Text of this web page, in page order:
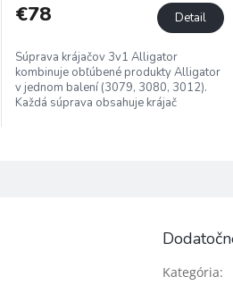
€78 Detail
Súprava krájačov 3v1 Alligator
kombinuje obľúbené produkty Alligator
v jednom balení (3079, 3080, 3012).
Každá súprava obsahuje krájač
Kategória: